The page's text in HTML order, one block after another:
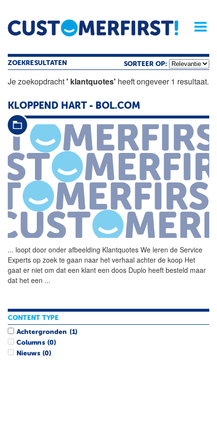
Home Opinie Archief
Magazine
ZOEKRESULTATEN SORTEER OP:
Je zoekopdracht' klantquotes' heeft ongeveer 1 resultaat.
KLOPPEND HART - BOL.COM
... loopt door onder afbeelding Klantquotes We leren de Service
Experts op zoek te gaan naar het verhaal achter de koop Het
gaat er niet om dat een klant een doos Duplo heeft besteld maar
dat het een ...
CONTENT TYPE
Achtergronden (1)
Columns (0)
Nieuws (0)